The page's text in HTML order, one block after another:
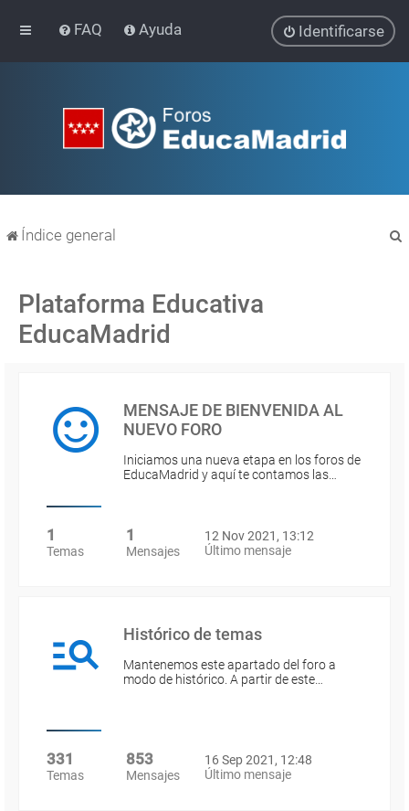
FAQ Ayuda Identificarse
Índice general
Plataforma Educativa
EducaMadrid
MENSAJE DE BIENVENIDA AL
NUEVO FORO
Iniciamos una nueva etapa en los foros de
EducaMadrid y aquí te contamos las…
1
Temas
1
Mensajes
12 Nov 2021, 13:12
Último mensaje
Histórico de temas
Mantenemos este apartado del foro a
modo de histórico. A partir de este…
331
Temas
853
Mensajes
16 Sep 2021, 12:48
Último mensaje